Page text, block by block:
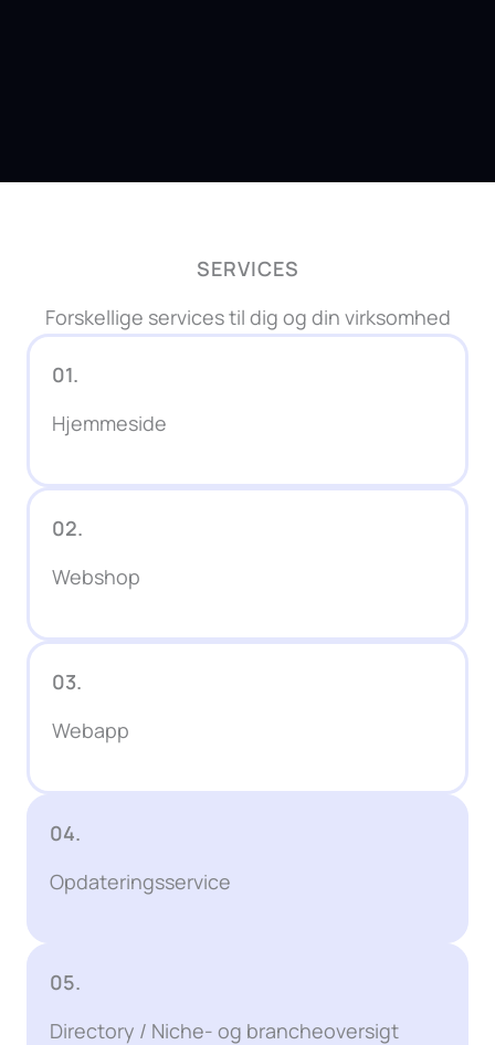
SERVICES
Forskellige services til dig og din virksomhed
01.
Hjemmeside
02.
Webshop
03.
Webapp
04.
Opdateringsservice
05.
Directory / Niche- og brancheoversigt